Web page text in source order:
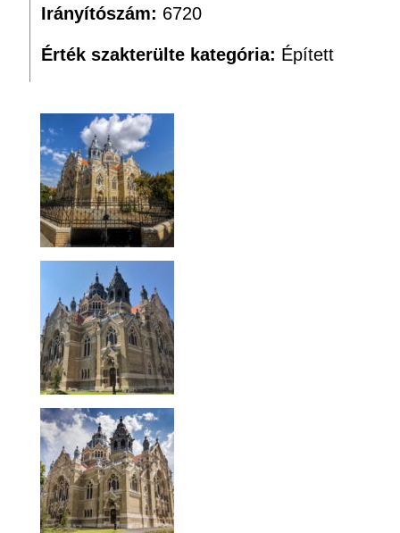
Irányítószám: 6720
Érték szakterülte kategória: Épített